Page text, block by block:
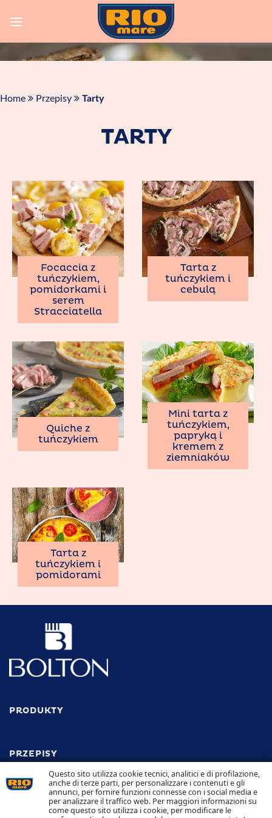
Questo sito utilizza cookie tecnici, analitici e di profilazione,
anche di terze parti, per personalizzare i contenuti e gli
annunci, per fornire funzioni connesse con i social media e
per analizzare il traffico web. Per maggiori informazioni su
come questo sito utilizza i cookie, per modificare le
Home Przepisy Tarty
TARTY
Focaccia z
tuńczykiem,
pomidorkami i
serem
Stracciatella
Tarta z
tuńczykiem i
cebulą
Quiche z
tuńczykiem
Mini tarta z
tuńczykiem,
papryką i
kremem z
ziemniaków
Tarta z
tuńczykiem i
pomidorami
PRODUKTY
PRZEPISY
ODPOWIEDZIALNOŚĆ